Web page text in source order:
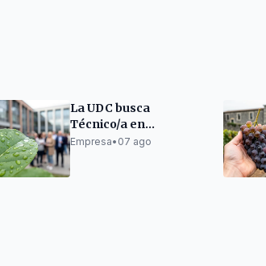
La UDC busca
Técnico/a en
Sostenibilidad para
Empresa• 07 ago